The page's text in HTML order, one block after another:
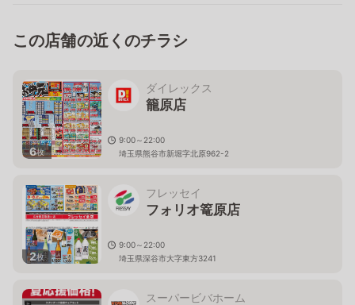
この店舗の近くのチラシ
6枚
ダイレックス
籠原店
9:00～22:00
埼玉県熊谷市新堀字北原962-2
2枚
フレッセイ
フォリオ篭原店
9:00～22:00
埼玉県深谷市大字東方3241
スーパービバホーム